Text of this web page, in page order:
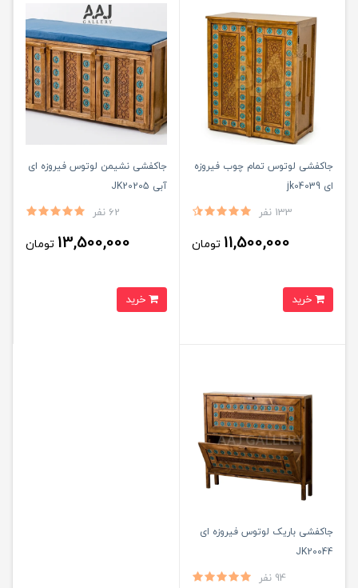
جاکفشی لوتوس تمام چوب فیروزه
ای jk04039
133 نفر
11,500,000 تومان
جاکفشی نشیمن لوتوس فیروزه ای
آبی JK20205
62 نفر
13,500,000 تومان
جاکفشی باریک لوتوس فیروزه ای
JK20044
94 نفر